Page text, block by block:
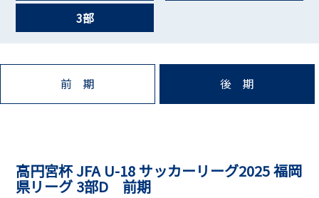
3部
前 期 後 期
高円宮杯 JFA U-18 サッカーリーグ2025 福岡
県リーグ 3部D 前期